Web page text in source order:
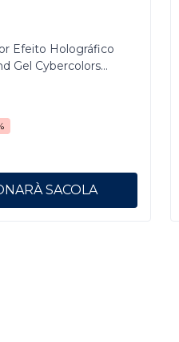
Efeito Holográfico
Gel Cybercolors